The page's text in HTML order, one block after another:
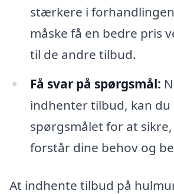
stærkere i
måske få en bedre pris
til de andre tilbud.
Få svar på spørgsmål:
indhenter tilbud, kan du
spørgsmålet for at
forstår dine behov og
At indhente tilbud på